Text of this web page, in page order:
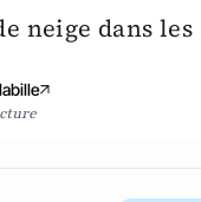
neige dans les